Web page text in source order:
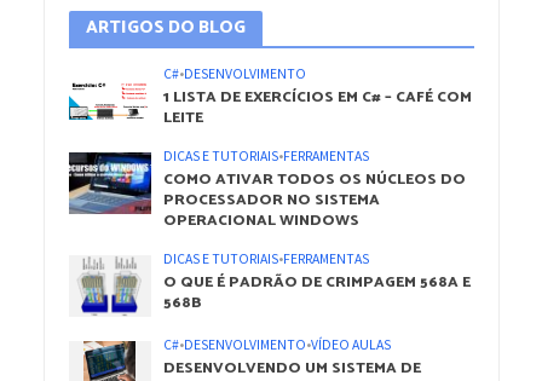
ARTIGOS DO BLOG
C#•DESENVOLVIMENTO
1 LISTA DE EXERCÍCIOS EM C# – CAFÉ COM
LEITE
DICAS E TUTORIAIS•FERRAMENTAS
COMO ATIVAR TODOS OS NÚCLEOS DO
PROCESSADOR NO SISTEMA
OPERACIONAL WINDOWS
DICAS E TUTORIAIS•FERRAMENTAS
O QUE É PADRÃO DE CRIMPAGEM 568A E
568B
C#•DESENVOLVIMENTO•VÍDEO AULAS
DESENVOLVENDO UM SISTEMA DE